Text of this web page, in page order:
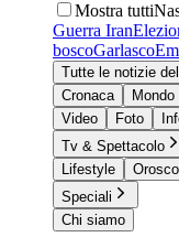
Mostra tutti
Guerra Iran
boscoGarlasco
Tutte le notizie
Cronaca
Mondo
Video
Foto
Tv & Spettacolo
Lifestyle
Speciali
Chi siamo